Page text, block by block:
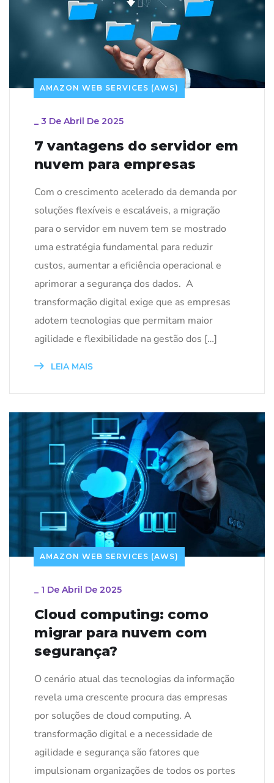
AMAZON WEB SERVICES (AWS)
_ 3 De Abril De 2025
7 vantagens do servidor em
nuvem para empresas
Com o crescimento acelerado da demanda por
soluções flexíveis e escaláveis, a migração
para o servidor em nuvem tem se mostrado
uma estratégia fundamental para reduzir
custos, aumentar a eficiência operacional e
aprimorar a segurança dos dados. A
transformação digital exige que as empresas
adotem tecnologias que permitam maior
agilidade e flexibilidade na gestão dos […]
LEIA MAIS
AMAZON WEB SERVICES (AWS)
_ 1 De Abril De 2025
Cloud computing: como
migrar para nuvem com
segurança?
O cenário atual das tecnologias da informação
revela uma crescente procura das empresas
por soluções de cloud computing. A
transformação digital e a necessidade de
agilidade e segurança são fatores que
impulsionam organizações de todos os portes